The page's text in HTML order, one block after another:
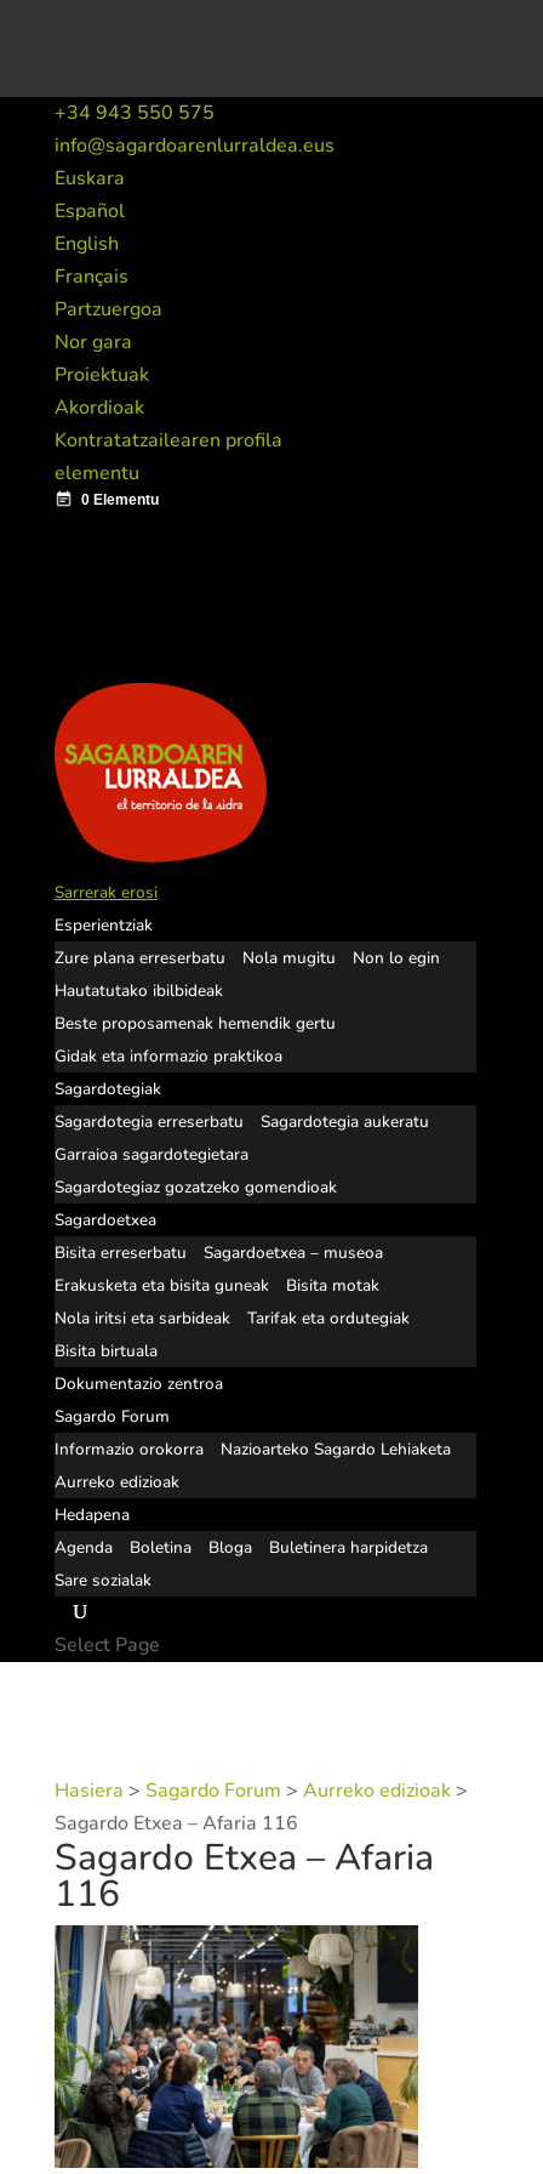
+34 943 550 575
info@sagardoarenlurraldea.eus
Euskara
Español
English
Français
Partzuergoa
Nor gara
Proiektuak
Akordioak
Kontratatzailearen profila
elementu
Sarrerak erosi
Esperientziak
Zure plana erreserbatu
Nola mugitu
Non lo egin
Hautatutako ibilbideak
Beste proposamenak hemendik gertu
Gidak eta informazio praktikoa
Sagardotegiak
Sagardotegia erreserbatu
Sagardotegia aukeratu
Garraioa sagardotegietara
Sagardotegiaz gozatzeko gomendioak
Sagardoetxea
Bisita erreserbatu
Sagardoetxea – museoa
Erakusketa eta bisita guneak
Bisita motak
Nola iritsi eta sarbideak
Tarifak eta ordutegiak
Bisita birtuala
Dokumentazio zentroa
Sagardo Forum
Informazio orokorra
Nazioarteko Sagardo Lehiaketa
Aurreko edizioak
Hedapena
Agenda
Boletina Bloga
Buletinera harpidetza
Sare sozialak
Select Page
Hasiera > Sagardo Forum > Aurreko edizioak>
Sagardo Etxea – Afaria 116
Sagardo Etxea – Afaria
116